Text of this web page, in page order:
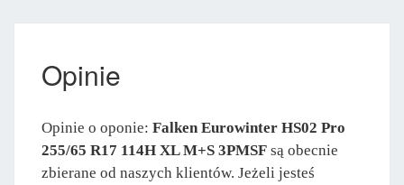
Opinie
Opinie o oponie: Falken Eurowinter HS02 Pro
255/65 R17 114H XL M+S 3PMSF są obecnie
zbierane od naszych klientów. Jeżeli jesteś